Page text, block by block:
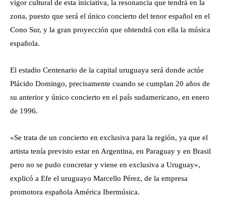
vigor cultural de esta iniciativa, la resonancia que tendrá en la
zona, puesto que será el único concierto del tenor español en el
Cono Sur, y la gran proyección que obtendrá con ella la música
española.
El estadio Centenario de la capital uruguaya será donde actúe
Plácido Domingo, precisamente cuando se cumplan 20 años de
su anterior y único concierto en el país sudamericano, en enero
de 1996.
«Se trata de un concierto en exclusiva para la región, ya que el
artista tenía previsto estar en Argentina, en Paraguay y en Brasil
pero no se pudo concretar y viene en exclusiva a Uruguay»,
explicó a Efe el uruguayo Marcello Pérez, de la empresa
promotora española América Ibermúsica.